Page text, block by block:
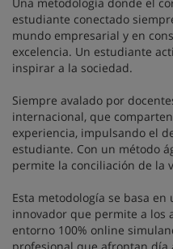
estudiante conectado
mundo empresarial y en
excelencia. Un estudiante
inspirar a la sociedad.
Siempre avalado por
internacional, que
experiencia, impulsando el
estudiante. Con un método
permite la conciliación de la
Esta metodología se basa
innovador que permite a los
entorno 100% online